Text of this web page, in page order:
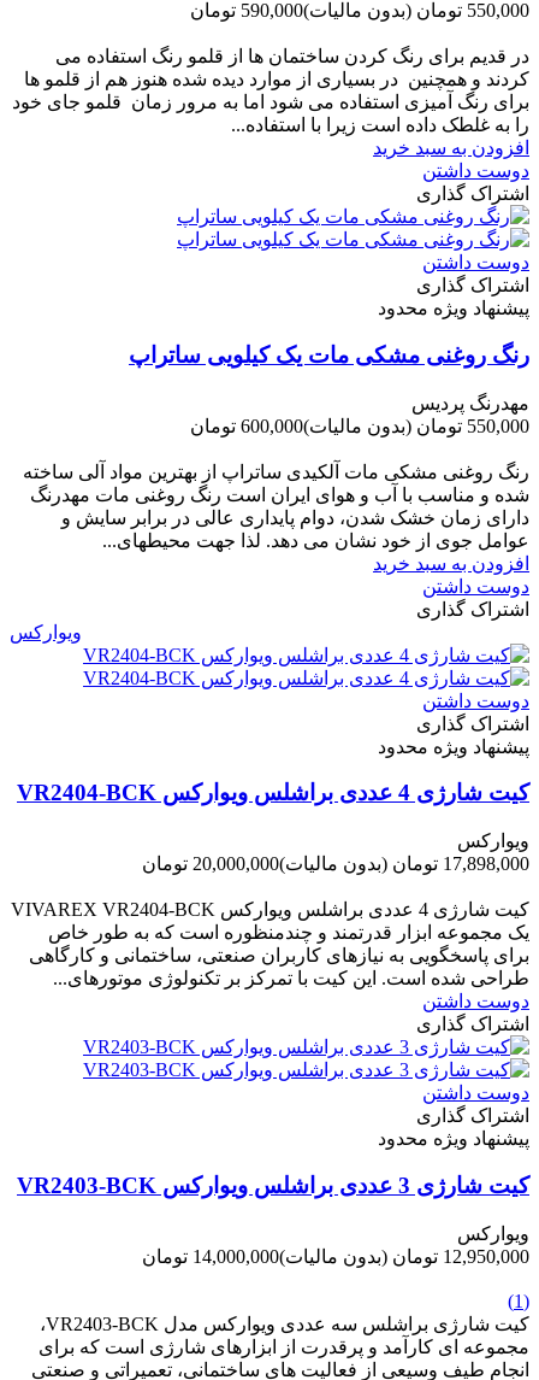
550,000 تومان (بدون مالیات)590,000 تومان
در قدیم برای رنگ کردن ساختمان ها از قلمو رنگ استفاده می
کردند و همچنین در بسیاری از موارد دیده شده هنوز هم از قلمو ها
برای رنگ آمیزی استفاده می شود اما به مرور زمان قلمو جای خود
را به غلطک داده است زیرا با استفاده...
افزودن به سبد خرید
دوست داشتن
اشتراک گذاری
دوست داشتن
اشتراک گذاری
پیشنهاد ویژه محدود
رنگ روغنی مشکی مات یک کیلویی ساتراپ
مهدرنگ پردیس
550,000 تومان
(بدون مالیات)600,000 تومان
رنگ روغنی مشکی مات آلکیدی ساتراپ از بهترین مواد آلی ساخته
شده و مناسب با آب و هوای ایران است رنگ روغنی مات مهدرنگ
دارای زﻣﺎن ﺧﺸﮏ ﺷﺪن، دوام ﭘﺎﯾﺪاری عالی در ﺑﺮاﺑﺮ ﺳﺎﯾﺶ و
ﻋﻮاﻣﻞ ﺟﻮی از ﺧﻮد ﻧﺸﺎن ﻣﯽ دﻫﺪ. ﻟﺬا ﺟﻬﺖ ﻣﺤﯿﻄ‌‌ﻬﺎی...
افزودن به سبد خرید
دوست داشتن
اشتراک گذاری
ویوارکس
دوست داشتن
اشتراک گذاری
پیشنهاد ویژه محدود
کیت شارژی 4 عددی براشلس ویوارکس VR2404-BCK
ویوارکس
17,898,000 تومان
(بدون مالیات)20,000,000 تومان
کیت شارژی 4 عددی براشلس ویوارکس VIVAREX VR2404-BCK
یک مجموعه ابزار قدرتمند و چندمنظوره است که به طور خاص
برای پاسخگویی به نیازهای کاربران صنعتی، ساختمانی و کارگاهی
طراحی شده است. این کیت با تمرکز بر تکنولوژی موتورهای...
دوست داشتن
اشتراک گذاری
دوست داشتن
اشتراک گذاری
پیشنهاد ویژه محدود
کیت شارژی 3 عددی براشلس ویوارکس VR2403-BCK
ویوارکس
12,950,000 تومان
(بدون مالیات)14,000,000 تومان
(1)
کیت شارژی براشلس سه عددی ویوارکس مدل VR2403-BCK،
مجموعه ای کارآمد و پرقدرت از ابزارهای شارژی است که برای
انجام طیف وسیعی از فعالیت های ساختمانی، تعمیراتی و صنعتی